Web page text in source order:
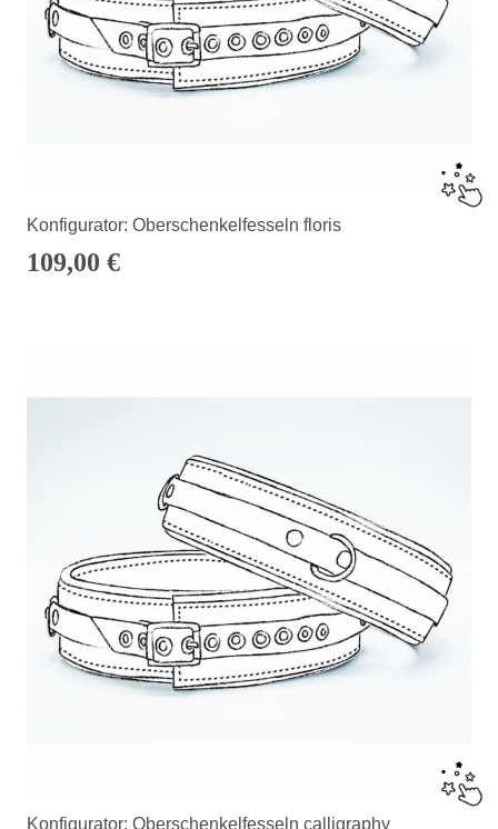
Konfigurator: Oberschenkelfesseln floris
109,00 €
Konfigurator: Oberschenkelfesseln calligraphy